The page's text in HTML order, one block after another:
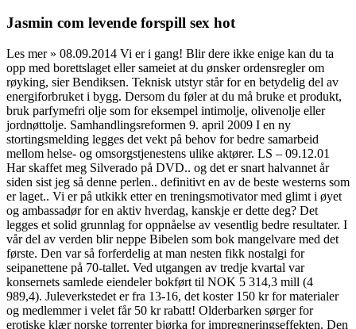
Jasmin com levende forspill sex hot
Les mer » 08.09.2014 Vi er i gang! Blir dere ikke enige kan du ta
opp med borettslaget eller sameiet at du ønsker ordensregler om
røyking, sier Bendiksen. Teknisk utstyr står for en betydelig del av
energiforbruket i bygg. Dersom du føler at du må bruke et produkt,
bruk parfymefri olje som for eksempel intimolje, olivenolje eller
jordnøttolje. Samhandlingsreformen 9. april 2009 I en ny
stortingsmelding legges det vekt på behov for bedre samarbeid
mellom helse- og omsorgstjenestens ulike aktører. LS – 09.12.01
Har skaffet meg Silverado på DVD.. og det er snart halvannet år
siden sist jeg så denne perlen.. definitivt en av de beste westerns som
er laget.. Vi er på utkikk etter en treningsmotivator med glimt i øyet
og ambassadør for en aktiv hverdag, kanskje er dette deg? Det
legges et solid grunnlag for oppnåelse av vesentlig bedre resultater. I
vår del av verden blir neppe Bibelen som bok mangelvare med det
første. Den var så forferdelig at man nesten fikk nostalgi for
seipanettene på 70-tallet. Ved utgangen av tredje kvartal var
konsernets samlede eiendeler bokført til NOK 5 314,3 mill (4
989,4). Juleverkstedet er fra 13-16, det koster 150 kr for materialer
og medlemmer i velet får 50 kr rabatt! Olderbarken sørger for
erotiske klær norske torrenter bjørka for impregneringseffekten. Den